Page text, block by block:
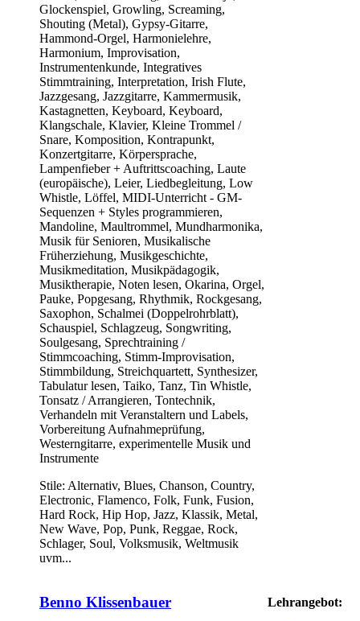
Glockenspiel, Growling, Screaming,
Shouting (Metal), Gypsy-Gitarre,
Hammond-Orgel, Harmonielehre,
Harmonium, Improvisation,
Instrumentenkunde, Integratives
Stimmtraining, Interpretation, Irish Flute,
Jazzgesang, Jazzgitarre, Kammermusik,
Kastagnetten, Keyboard, Keyboard,
Klangschale, Klavier, Kleine Trommel /
Snare, Komposition, Kontrapunkt,
Konzertgitarre, Körpersprache,
Lampenfieber + Auftrittscoaching, Laute
(europäische), Leier, Liedbegleitung, Low
Whistle, Löffel, MIDI-Unterricht - GM-
Sequenzen + Styles programmieren,
Mandoline, Maultrommel, Mundharmonika,
Musik für Senioren, Musikalische
Früherziehung, Musikgeschichte,
Musikmeditation, Musikpädagogik,
Musiktherapie, Noten lesen, Okarina, Orgel,
Pauke, Popgesang, Rhythmik, Rockgesang,
Saxophon, Schalmei (Doppelrohrblatt),
Schauspiel, Schlagzeug, Songwriting,
Soulgesang, Sprechtraining /
Stimmcoaching, Stimm-Improvisation,
Stimmbildung, Streichquartett, Synthesizer,
Tabulatur lesen, Taiko, Tanz, Tin Whistle,
Tonsatz / Arrangieren, Tontechnik,
Verhandeln mit Veranstaltern und Labels,
Vorbereitung Aufnahmeprüfung,
Westerngitarre, experimentelle Musik und
Instrumente
Stile: Alternativ, Blues, Chanson, Country,
Electronic, Flamenco, Folk, Funk, Fusion,
Hard Rock, Hip Hop, Jazz, Klassik, Metal,
New Wave, Pop, Punk, Reggae, Rock,
Schlager, Soul, Volksmusik, Weltmusik
uvm...
Benno Klissenbauer Lehrangebot: